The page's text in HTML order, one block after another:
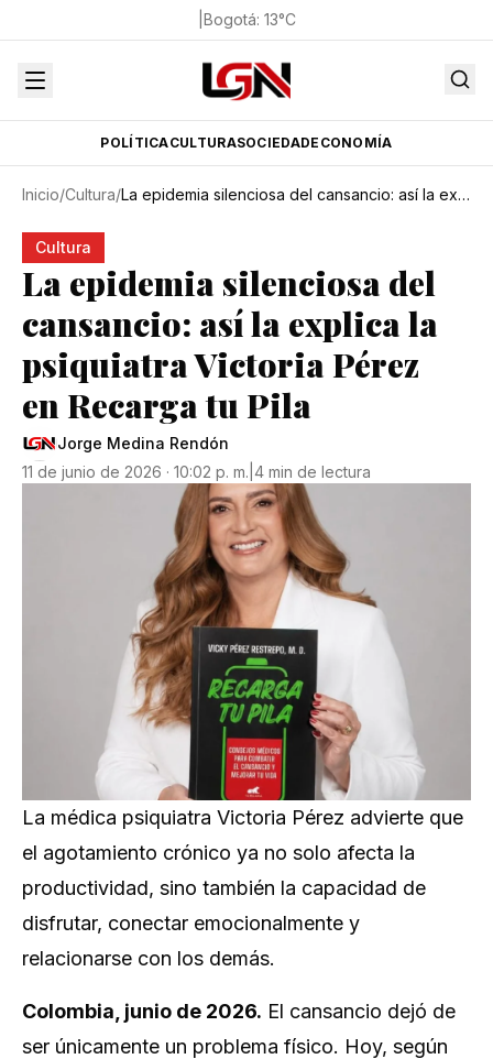
Bogotá: 13°C
POLÍTICACULTURASOCIEDADECONOMÍA
Inicio/Cultura/ La epidemia silenciosa del cansancio: así la explica la psiquiatra Victoria Pérez en Recarga tu Pila
Cultura
La epidemia silenciosa del
cansancio: así la explica la
psiquiatra Victoria Pérez
en Recarga tu Pila
Jorge Medina Rendón
11 de junio de 2026 · 10:02 p. m. 4 min de lectura
La médica psiquiatra Victoria Pérez advierte que
el agotamiento crónico ya no solo afecta la
productividad, sino también la capacidad de
disfrutar, conectar emocionalmente y
relacionarse con los demás.
Colombia, junio de 2026. El cansancio dejó de
ser únicamente un problema físico. Hoy, según